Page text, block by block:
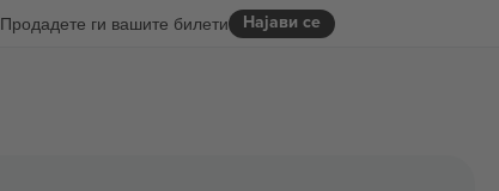
Најави се
Продадете ги вашите билети